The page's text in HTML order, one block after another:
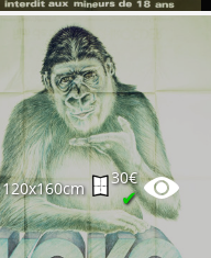
120x160cm
30€
✔